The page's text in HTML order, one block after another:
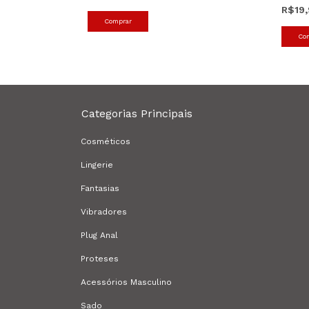
Categorias Principais
Cosméticos
Lingerie
Fantasias
Vibradores
Plug Anal
Proteses
Acessórios Masculino
Sado